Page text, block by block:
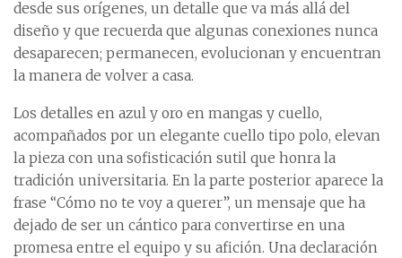
desde sus orígenes, un detalle que va más allá del
diseño y que recuerda que algunas conexiones nunca
desaparecen; permanecen, evolucionan y encuentran
la manera de volver a casa.
Los detalles en azul y oro en mangas y cuello,
acompañados por un elegante cuello tipo polo, elevan
la pieza con una sofisticación sutil que honra la
tradición universitaria. En la parte posterior aparece la
frase “Cómo no te voy a querer”, un mensaje que ha
dejado de ser un cántico para convertirse en una
promesa entre el equipo y su afición. Una declaración